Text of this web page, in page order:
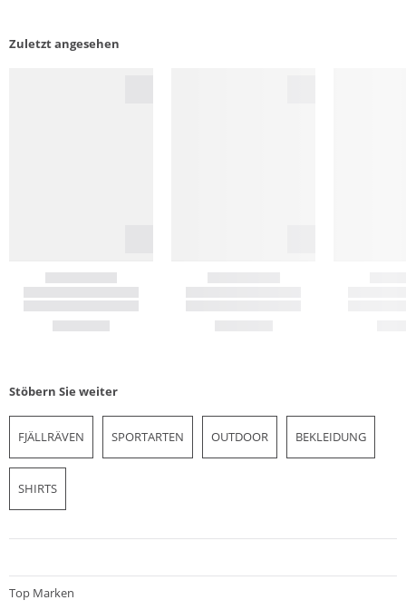
Zuletzt angesehen
Stöbern Sie weiter
FJÄLLRÄVEN SPORTARTEN OUTDOOR BEKLEIDUNG
SHIRTS
Top Marken